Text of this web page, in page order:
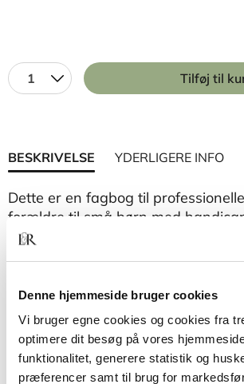
Denne hjemmeside bruger cookies
Vi bruger egne cookies og cookies fra
optimere dit besøg på vores
funktionalitet, generere statistik og
præferencer samt til brug for
1 Tilføj til
BESKRIVELSE YDERLIGERE INFO
Dette er en fagbog til
forældre til små børn med
Med denne bog i hånden kan
komme mange forældre til gode i
omkring deres barn.
Irene Johansson beskriver,